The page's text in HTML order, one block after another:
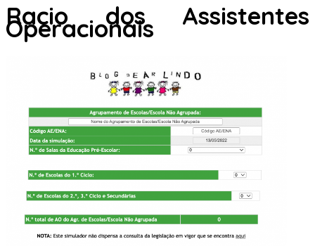
Racio dos Assistentes
Operacionais